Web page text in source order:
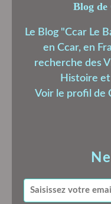
Le Blog "Ccar Le
en Ccar, en
recherche des
Histoire
Voir le profil de